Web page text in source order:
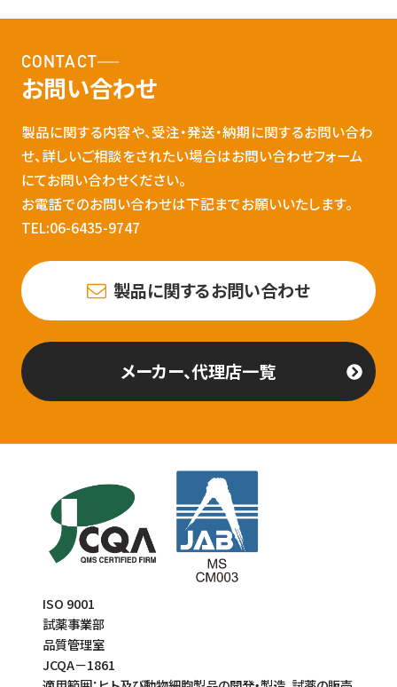
CONTACT
お問い合わせ
製品に関する内容や、受注・発送・納期に関するお問い合わ
せ、詳しいご相談をされたい場合はお問い合わせフォーム
にてお問い合わせください。
お電話でのお問い合わせは下記までお願いいたします。
TEL:06-6435-9747
製品に関するお問い合わせ
メーカー、代理店一覧
ISO 9001
試薬事業部
品質管理室
JCQA－1861